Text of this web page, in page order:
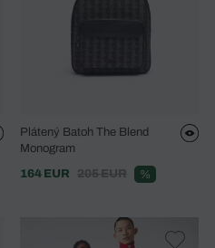
Plátený Batoh The Blend
Monogram
164 EUR
205 EUR %